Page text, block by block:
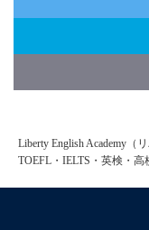
Liberty English Academy（
TOEFL・IELTS・英検・